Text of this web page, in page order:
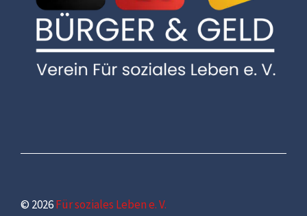
© 2026Für soziales Leben e. V.